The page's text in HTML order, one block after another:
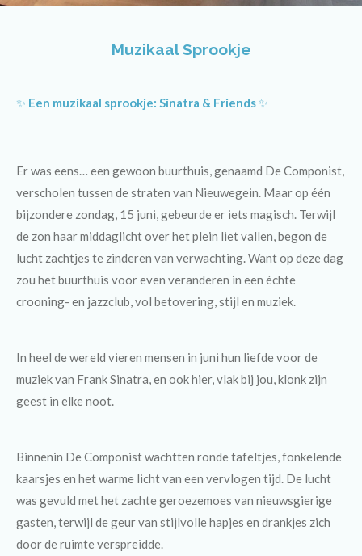
Muzikaal Sprookje
✨ Een muzikaal sprookje: Sinatra & Friends✨
Er was eens… een gewoon buurthuis, genaamd De Componist,
verscholen tussen de straten van Nieuwegein. Maar op één
bijzondere zondag, 15 juni, gebeurde er iets magisch. Terwijl
de zon haar middaglicht over het plein liet vallen, begon de
lucht zachtjes te zinderen van verwachting. Want op deze dag
zou het buurthuis voor even veranderen in een échte
crooning- en jazzclub, vol betovering, stijl en muziek.
In heel de wereld vieren mensen in juni hun liefde voor de
muziek van Frank Sinatra, en ook hier, vlak bij jou, klonk zijn
geest in elke noot.
Binnenin De Componist wachtten ronde tafeltjes, fonkelende
kaarsjes en het warme licht van een vervlogen tijd. De lucht
was gevuld met het zachte geroezemoes van nieuwsgierige
gasten, terwijl de geur van stijlvolle hapjes en drankjes zich
door de ruimte verspreidde.